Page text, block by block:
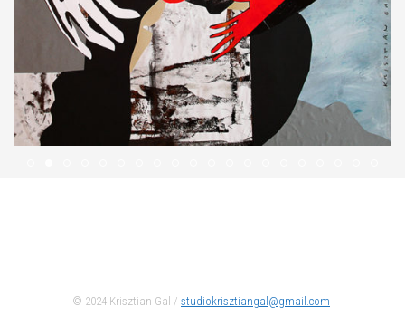
© 2024 Krisztian Gal / studiokrisztiangal@gmail.com